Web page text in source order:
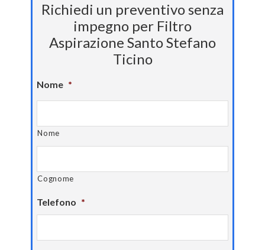
Richiedi un preventivo senza
impegno per Filtro
Aspirazione Santo Stefano
Ticino
Nome *
Nome
Cognome
Telefono *